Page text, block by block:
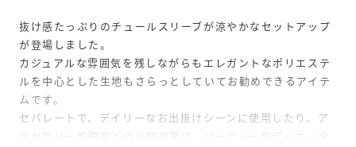
抜け感たっぷりのチュールスリーブが涼やかなセットアップ
が登場しました。
カジュアルな雰囲気を残しながらもエレガントなポリエステ
ルを中心とした生地もさらっとしていてお勧めできるアイテ
ムです。
セパレートで、デイリーなお出掛けシーンに使用したり、ア
クセサリーや鞄などの小物次第で、パーティーやディナータ